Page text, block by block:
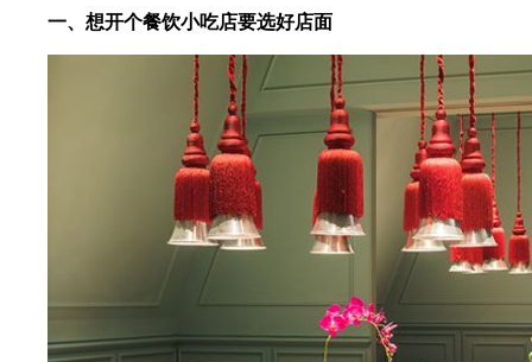
一、想开个餐饮小吃店要选好店面